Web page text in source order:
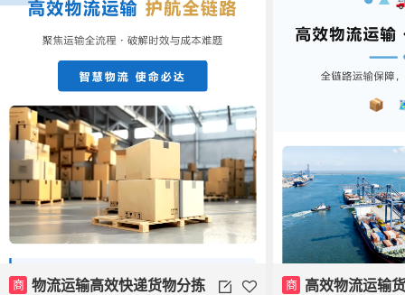
商 物流运输高效快递货物分拣 商 高效物流运输